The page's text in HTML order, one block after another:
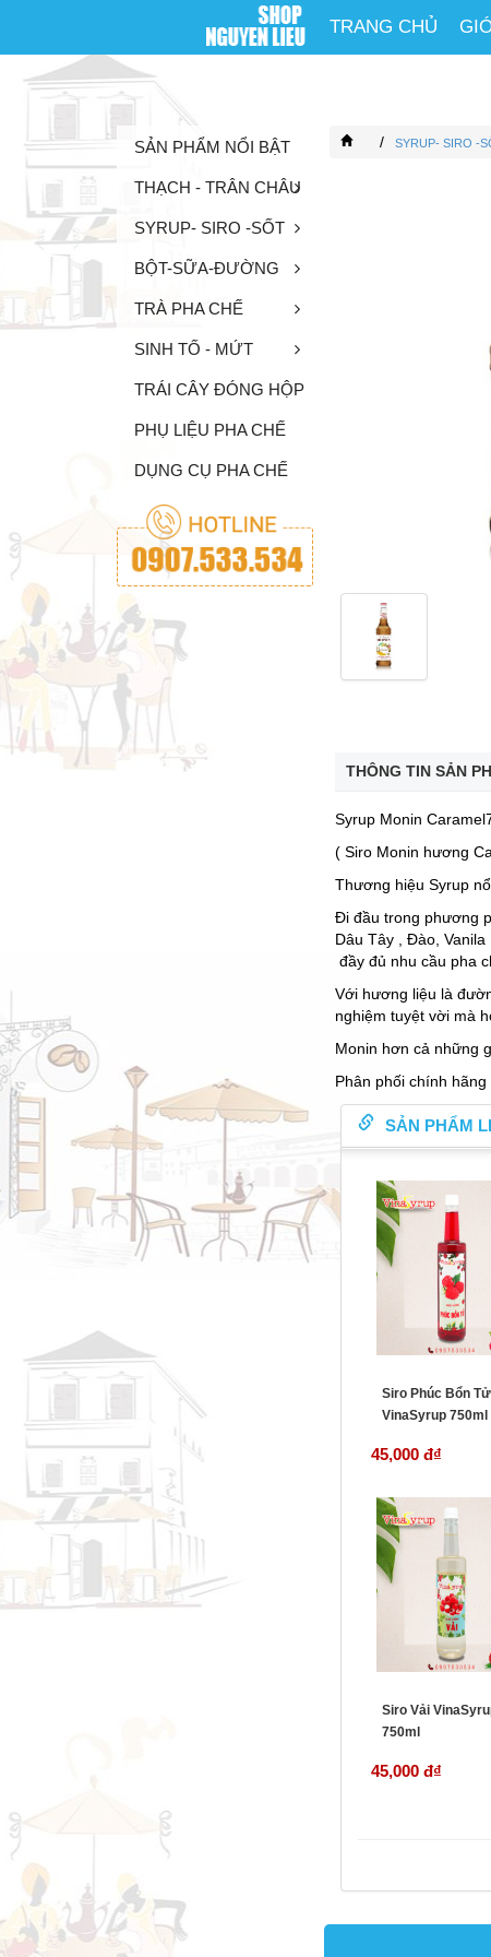
TRANG CHỦ
SẢN PHẨM NỔI BẬT
THẠCH - TRÂN CHÂU
SYRUP- SIRO -SỐT
BỘT-SỮA-ĐƯỜNG
TRÀ PHA CHẾ
SINH TỐ - MỨT
TRÁI CÂY ĐÓNG HỘP
PHỤ LIỆU PHA CHẾ
DỤNG CỤ PHA CHẾ
/ SYRUP- SIRO -
THÔNG TIN SẢN
Syrup Monin
( Siro Monin hương
Thương hiệu Syrup
Đi đầu trong phương
Dâu Tây , Đào,
đầy đủ nhu cầu pha
Với hương liệu là
nghiệm tuyệt vời mà
Monin hơn cả những
Phân phối chính
SẢN PHẨM
Siro Phúc Bổn Tử
VinaSyrup 750ml
45,000 đ₫
Siro Vải
750ml
45,000 đ₫